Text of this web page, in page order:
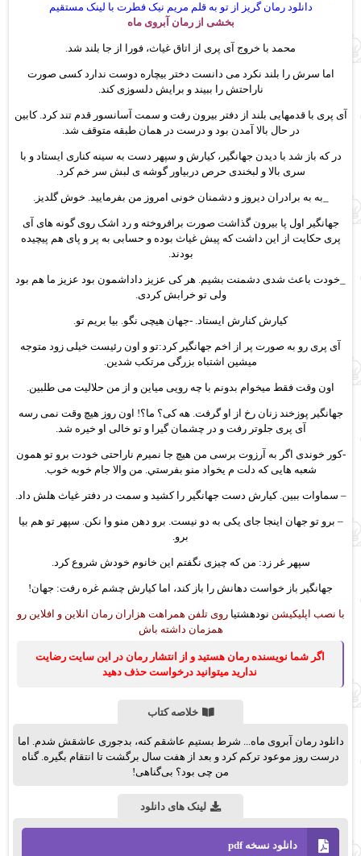
دانلود رمان گریز از تو به قلم مریم نیک فطرت با لینک مستقیم
بخشی از رمان آبروی ماه
محمد با خروج آی پری از اتاق غیاث، فورا از جا بلند شد.
اما سرش را بلند نکرد می دانست دختر بیچاره دوست ندارد کسی صورت
ناراحتش را ببیند و برایش دلسوزی کند.
آی پری با قدمهایی بلند از دفتر بیرون رفت و سمت آسانسور قدم تند کرد. کابین
در حال بالا آمدن بود و درست در همان طبقه متوقف شد.
در که باز شد با دیدن جهانگیر، کیارش و سپهر دست به سینه کناری ایستاد و با
سری بالا و لبخندی حرص دربیاور گوشه ی لبش سر خم کرد.
_به به برادران دیروز و دشمنان خونی امروز من بفرمایید. خوش گلدیز.
جهانگیر اول پا بیرون گذاشت صورت برافروخته و رد اشک روی گونه های آی
پری حکایت از این داشت که پیش غیاث بوده و حسابی به پر و پای هم پیچیده
بودند.
_خودت باعث شدی دشمنت بشیم. هر کی عزیز داداشمون بود عزیز ما هم بود
ولی تو خرابش کردی.
کیارش کنارش ایستاد. -جهان هیچی نگو. بیا بریم تو.
آی پری رو به صورت پر از اخم جهانگیر کرد:تو و اون رئیست خیلی زود متوجه
میشین اشتباه بزرگی مرتکب شدین.
اون وقت فقط میخوام بدونم با چه رویی میاین و از من حلالیت می طلبين.
جهانگیر پوزخند زنان رخ از او گرفت. هه کی؟ ما؟! اون روز هیچ وقت نمی رسه
آی پری جلوتر رفت و در چشمان گیرا و تو خالی او خیره شد.
-کور خوندی اگر به آرزوت برسی من هیچ جا نمیرم ناراحتی خودت برو تو همون
شعبه هایی که دلت م یخواد منو بفرستي. من والا جام خوبه خوب.
– سماوات ببين. کیارش دست جهانگیر را کشید و سمت در دفتر غیاث هلش داد.
– برو تو جهان اینجا جای یکی به دو نیست. برو دهن منو وا نكن. سپهر تو هم بیا
برو.
سپهر غر زد: من که چیزی نگفتم این خانوم خودش شروع کرد.
جهانگیر باز خواست دهانش را باز کند، اما کیارش چشم غره رفت: جهان!
با نصب اپلیکیشن نودهشتیا روی تلفن همراهت هزاران رمان انلاین و افلاین رو
همزمان داشته باش
اگر شما نویسنده رمان هستید و از انتشار رمان در این سایت رضایت
ندارید میتوانید درخواست حذف دهید
خلاصه کتاب
دانلود رمان آبروی ماه... شرط بستیم عاشقم کنه، بدجوری عاشقش شدم. اما
درست روز موعود ترکم‌ کرد و بعد از هفت سال برگشت تا انتقام بگیره. گناه
من چی بود؟ بی‌گناهی!
لینک های دانلود
دانلود نسخه pdf